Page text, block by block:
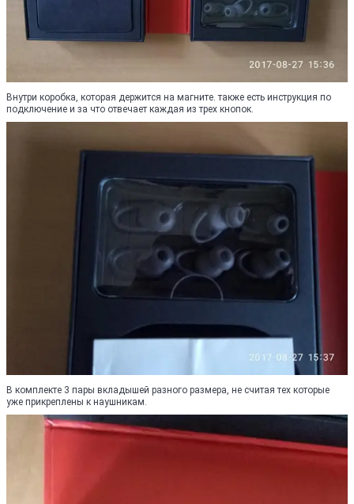
Внутри коробка, которая держится на магните. также есть инструкция по
подключение и за что отвечает каждая из трех кнопок.
В комплекте 3 пары вкладышей разного размера, не считая тех которые
уже прикреплены к наушникам.